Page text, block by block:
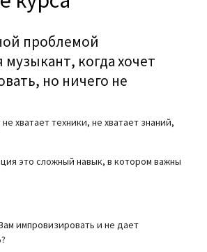
проблемой
музыкант, когда хочет
но ничего не
хватает техники, не хватает знаний,
это сложный навык, в котором важны
импровизировать и не дает